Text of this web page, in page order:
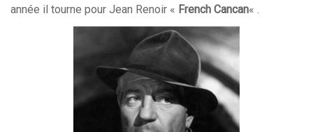
année il tourne pour Jean Renoir « French Cancan« .